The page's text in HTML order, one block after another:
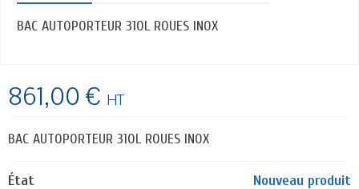
BAC AUTOPORTEUR 310L ROUES INOX
861,00 € HT
BAC AUTOPORTEUR 310L ROUES INOX
État Nouveau produit